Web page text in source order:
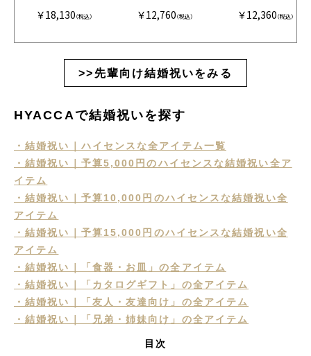
ク［ハサミポーセリン］
￥18,130（税込） ￥12,760（税込） ￥12,360（税込）
>>先輩向け結婚祝いをみる
HYACCAで結婚祝いを探す
・結婚祝い｜ハイセンスな全アイテム一覧
・結婚祝い｜予算5,000円のハイセンスな結婚祝い全ア
イテム
・結婚祝い｜予算10,000円のハイセンスな結婚祝い全
アイテム
・結婚祝い｜予算15,000円のハイセンスな結婚祝い全
アイテム
・結婚祝い｜「食器・お皿」の全アイテム
・結婚祝い｜「カタログギフト」の全アイテム
・結婚祝い｜「友人・友達向け」の全アイテム
・結婚祝い｜「兄弟・姉妹向け」の全アイテム
目次